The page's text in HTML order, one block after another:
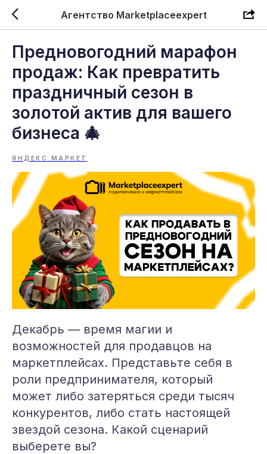
Агентство Marketplaceexpert
Предновогодний марафон
продаж: Как превратить
праздничный сезон в
золотой актив для вашего
бизнеса 🎄
ЯНДЕКС.МАРКЕТ
Декабрь — время магии и
возможностей для продавцов на
маркетплейсах. Представьте себя в
роли предпринимателя, который
может либо затеряться среди тысяч
конкурентов, либо стать настоящей
звездой сезона. Какой сценарий
выберете вы?